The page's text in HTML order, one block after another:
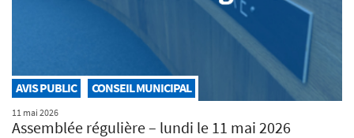
AVIS PUBLIC CONSEIL MUNICIPAL
11 mai 2026
Assemblée régulière – lundi le 11 mai 2026